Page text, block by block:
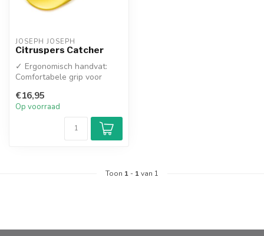
JOSEPH JOSEPH
Citruspers Catcher
✓ Ergonomisch handvat:
Comfortabele grip voor
✓ Ingebouw...
€16,95
Op voorraad
Toon 1 - 1van 1